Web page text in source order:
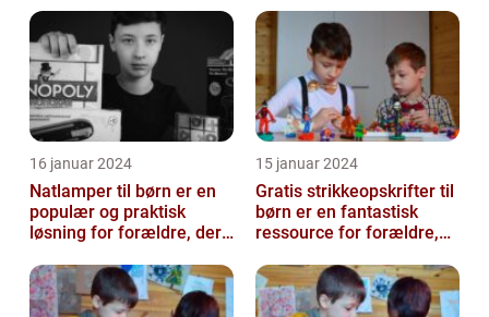
16 januar 2024
Natlamper til børn er en
populær og praktisk
løsning for forældre, der
beroligend...
15 januar 2024
Gratis strikkeopskrifter til
børn er en fantastisk
ressource for forældre,
strikke...